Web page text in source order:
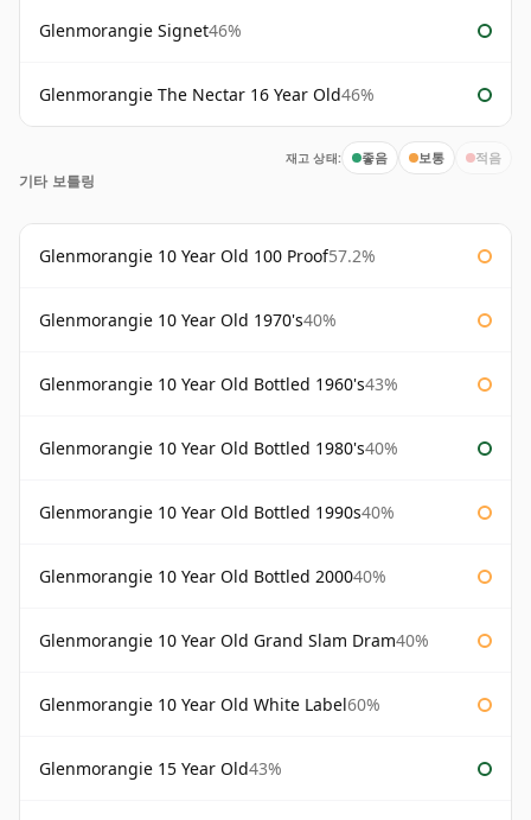
Glenmorangie Signet46%
Glenmorangie The Nectar 16 Year Old46%
재고 상태: 좋음 보통 적음
기타 보틀링
Glenmorangie 10 Year Old 100 Proof57.2%
Glenmorangie 10 Year Old 1970's40%
Glenmorangie 10 Year Old Bottled 1960's43%
Glenmorangie 10 Year Old Bottled 1980's40%
Glenmorangie 10 Year Old Bottled 1990s40%
Glenmorangie 10 Year Old Bottled 200040%
Glenmorangie 10 Year Old Grand Slam Dram40%
Glenmorangie 10 Year Old White Label60%
Glenmorangie 15 Year Old43%